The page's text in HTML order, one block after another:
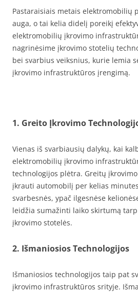
Pastaraisiais metais elektromobilių
auga, o tai kelia didelį poreikį
elektromobilių įkrovimo
nagrinėsime įkrovimo stotelių
bei svarbius veiksnius, kurie lemia
įkrovimo infrastruktūros įrengimą.
1. Greito Įkrovimo
Vienas iš svarbiausių dalykų, kai
elektromobilių įkrovimo
technologijos plėtra. Greitų
įkrauti automobilį per kelias
svarbesnės, ypač ilgesnėse
leidžia sumažinti laiko skirtumą
įkrovimo stotelės.
2. Išmaniosios Technologijos
Išmaniosios technologijos taip pat
įkrovimo infrastruktūros srityje.